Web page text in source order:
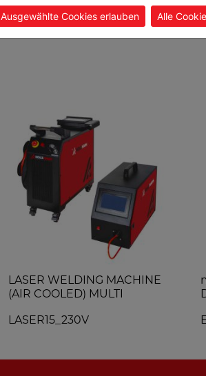
LASER WELDING MACHINE
(AIR COOLED) MULTI
LASER15_230V
Ausgewählte Cookies erlauben Alle